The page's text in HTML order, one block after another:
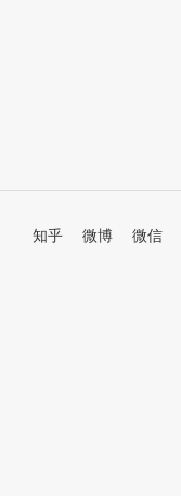
知乎 微博 微信